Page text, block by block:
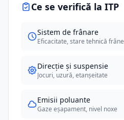
Ce se verifică la ITP
Sistem de frânare
Eficacitate, stare tehnică frâne
Direcție și suspensie
Jocuri, uzură, etanșeitate
Emisii poluante
Gaze eșapament, nivel noxe